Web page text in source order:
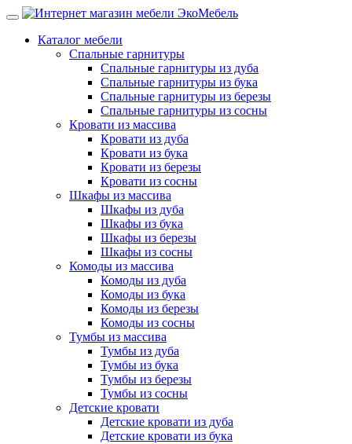
Каталог мебели
Спальные гарнитуры
Спальные гарнитуры из дуба
Спальные гарнитуры из бука
Спальные гарнитуры из березы
Спальные гарнитуры из сосны
Кровати из массива
Кровати из дуба
Кровати из бука
Кровати из березы
Кровати из сосны
Шкафы из массива
Шкафы из дуба
Шкафы из бука
Шкафы из березы
Шкафы из сосны
Комоды из массива
Комоды из дуба
Комоды из бука
Комоды из березы
Комоды из сосны
Тумбы из массива
Тумбы из дуба
Тумбы из бука
Тумбы из березы
Тумбы из сосны
Детские кровати
Детские кровати из дуба
Детские кровати из бука